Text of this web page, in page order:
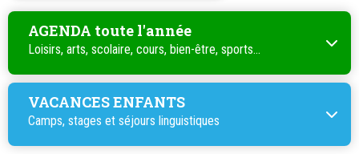
AGENDA toute l'année
Loisirs, arts, scolaire, cours, bien-être, sports...
VACANCES ENFANTS
Camps, stages et séjours linguistiques